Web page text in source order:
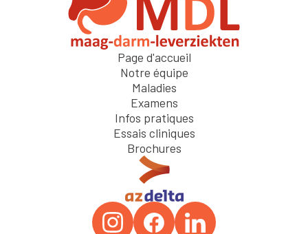
Page d'accueil
Notre équipe
Maladies
Examens
Infos pratiques
Essais cliniques
Brochures